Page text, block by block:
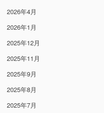
2026年4月
2026年1月
2025年12月
2025年11月
2025年9月
2025年8月
2025年7月